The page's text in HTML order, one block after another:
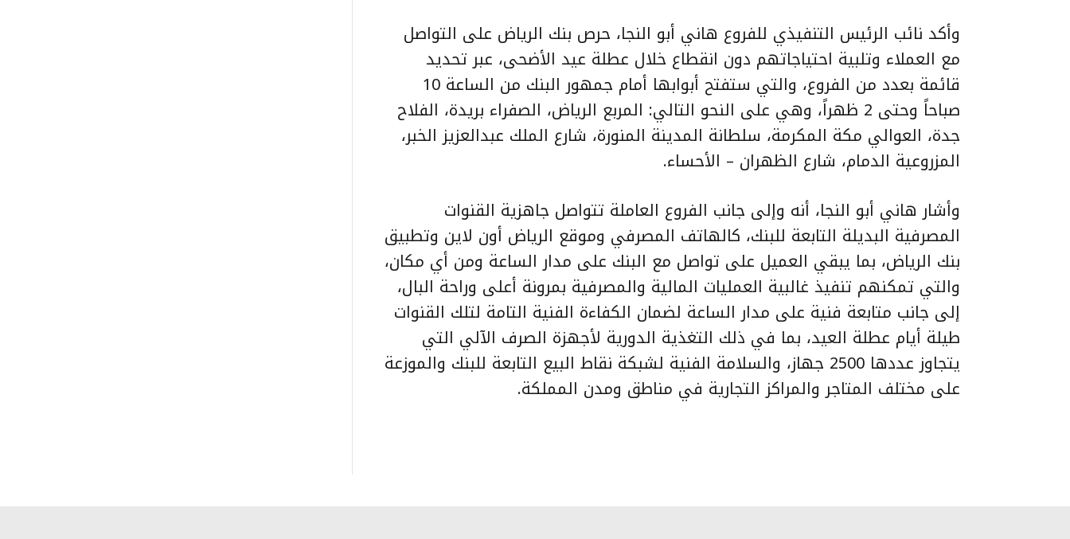
وأكد نائب الرئيس التنفيذي للفروع هاني أبو النجا، حرص بنك الرياض على التواصل
مع العملاء وتلبية احتياجاتهم دون انقطاع خلال عطلة عيد الأضحى، عبر تحديد
قائمة بعدد من الفروع، والتي ستفتح أبوابها أمام جمهور البنك من الساعة 10
صباحاً وحتى 2 ظهراً، وهي على النحو التالي: المربع الرياض، الصفراء بريدة، الفلاح
جدة، العوالي مكة المكرمة، سلطانة المدينة المنورة، شارع الملك عبدالعزيز الخبر،
المزروعية الدمام، شارع الظهران – الأحساء.
وأشار هاني أبو النجا، أنه وإلى جانب الفروع العاملة تتواصل جاهزية القنوات
المصرفية البديلة التابعة للبنك، كالهاتف المصرفي وموقع الرياض أون لاين وتطبيق
بنك الرياض، بما يبقي العميل على تواصل مع البنك على مدار الساعة ومن أي مكان،
والتي تمكنهم تنفيذ غالبية العمليات المالية والمصرفية بمرونة أعلى وراحة البال،
إلى جانب متابعة فنية على مدار الساعة لضمان الكفاءة الفنية التامة لتلك القنوات
طيلة أيام عطلة العيد، بما في ذلك التغذية الدورية لأجهزة الصرف الآلي التي
يتجاوز عددها 2500 جهاز، والسلامة الفنية لشبكة نقاط البيع التابعة للبنك والموزعة
على مختلف المتاجر والمراكز التجارية في مناطق ومدن المملكة.